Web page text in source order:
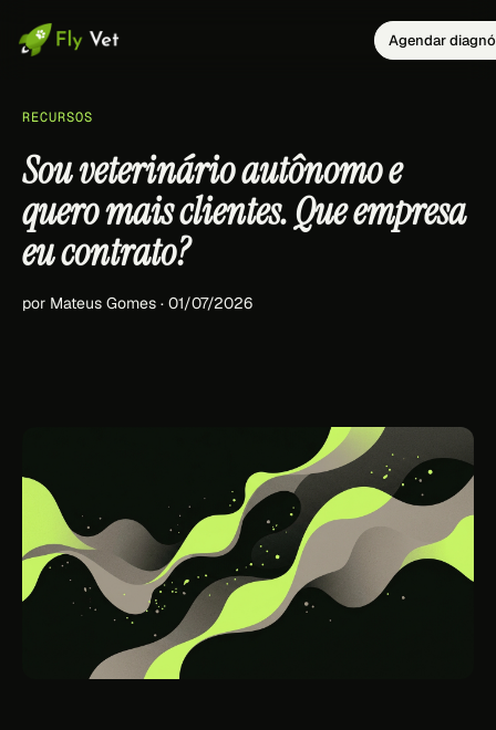
Agendar
RECURSOS
Sou veterinário autônomo e
quero mais clientes. Que empresa
eu contrato?
por Mateus Gomes · 01/07/2026